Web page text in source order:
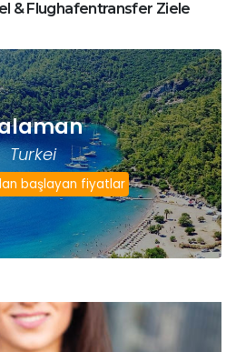
& Flughafentransfer Ziele
Turkei
başlayan fiyatlar